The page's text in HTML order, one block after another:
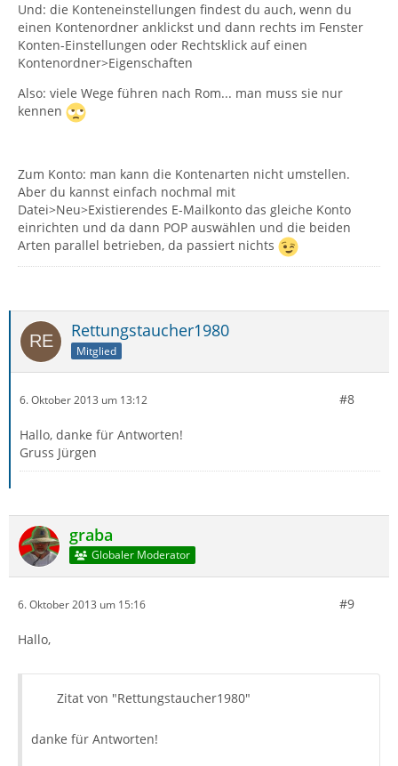
Und: die Konteneinstellungen findest du auch, wenn du
einen Kontenordner anklickst und dann rechts im Fenster
Konten-Einstellungen oder Rechtsklick auf einen
Kontenordner>Eigenschaften
Also: viele Wege führen nach Rom... man muss sie nur
kennen
Zum Konto: man kann die Kontenarten nicht umstellen.
Aber du kannst einfach nochmal mit
Datei>Neu>Existierendes E-Mailkonto das gleiche Konto
einrichten und da dann POP auswählen und die beiden
Arten parallel betrieben, da passiert nichts
Rettungstaucher1980
Mitglied
6. Oktober 2013 um 13:12 #8
Hallo, danke für Antworten!
Gruss Jürgen
graba
Globaler Moderator
6. Oktober 2013 um 15:16 #9
Hallo,
Zitat von "Rettungstaucher1980"
danke für Antworten!